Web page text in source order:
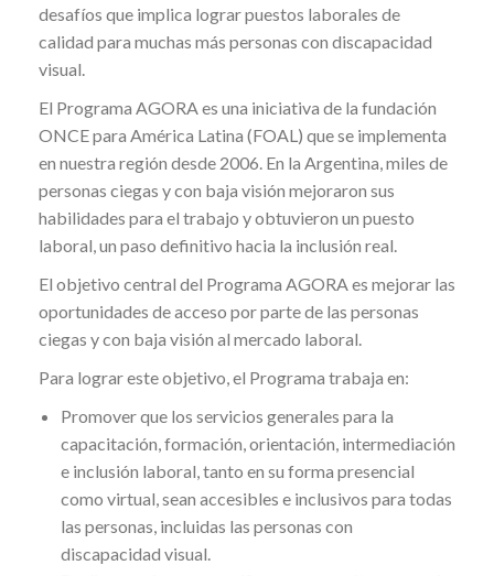
desafíos que implica lograr puestos laborales de
calidad para muchas más personas con discapacidad
visual.
El Programa AGORA es una iniciativa de la fundación
ONCE para América Latina (FOAL) que se implementa
en nuestra región desde 2006. En la Argentina, miles de
personas ciegas y con baja visión mejoraron sus
habilidades para el trabajo y obtuvieron un puesto
laboral, un paso definitivo hacia la inclusión real.
El objetivo central del Programa AGORA es mejorar las
oportunidades de acceso por parte de las personas
ciegas y con baja visión al mercado laboral.
Para lograr este objetivo, el Programa trabaja en:
Promover que los servicios generales para la
capacitación, formación, orientación, intermediación
e inclusión laboral, tanto en su forma presencial
como virtual, sean accesibles e inclusivos para todas
las personas, incluidas las personas con
discapacidad visual.